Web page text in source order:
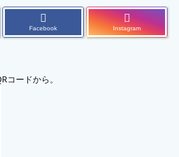
Facebook Instagram
コードから。